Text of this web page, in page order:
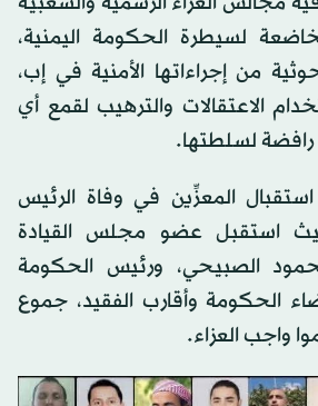
لسيطرة الحكومة اليمنية،
من إجراءاتها الأمنية في إب،
الاعتقالات والترهيب لقمع أي
لسلطتها.
المعزِّين في وفاة الرئيس
استقبل عضو مجلس القيادة
الصبيحي، ورئيس الحكومة
الحكومة وأقارب الفقيد، جموع
واجب العزاء.